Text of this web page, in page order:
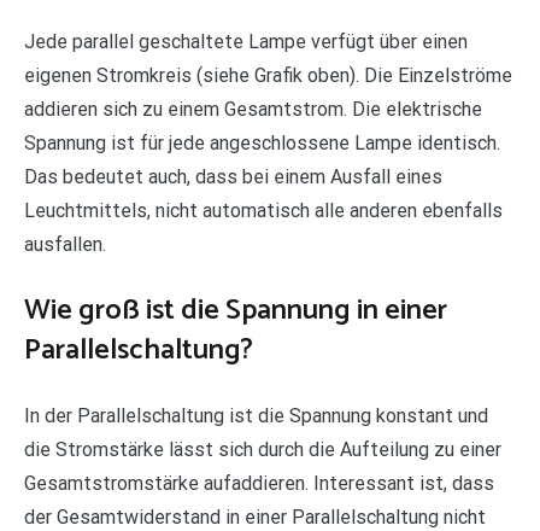
Jede parallel geschaltete Lampe verfügt über einen
eigenen Stromkreis (siehe Grafik oben). Die Einzelströme
addieren sich zu einem Gesamtstrom. Die elektrische
Spannung ist für jede angeschlossene Lampe identisch.
Das bedeutet auch, dass bei einem Ausfall eines
Leuchtmittels, nicht automatisch alle anderen ebenfalls
ausfallen.
Wie groß ist die Spannung in einer
Parallelschaltung?
In der Parallelschaltung ist die Spannung konstant und
die Stromstärke lässt sich durch die Aufteilung zu einer
Gesamtstromstärke aufaddieren. Interessant ist, dass
der Gesamtwiderstand in einer Parallelschaltung nicht